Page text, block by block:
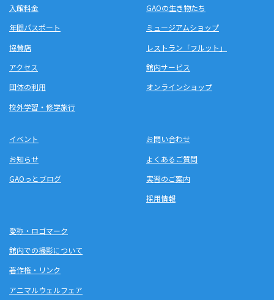
入館料金
年間パスポート
協賛店
アクセス
団体の利用
校外学習・修学旅行
GAOの生き物たち
ミュージアムショップ
レストラン「フルット」
館内サービス
オンラインショップ
イベント
お知らせ
GAOっとブログ
お問い合わせ
よくあるご質問
実習のご案内
採用情報
愛称・ロゴマーク
館内での撮影について
著作権・リンク
アニマルウェルフェア